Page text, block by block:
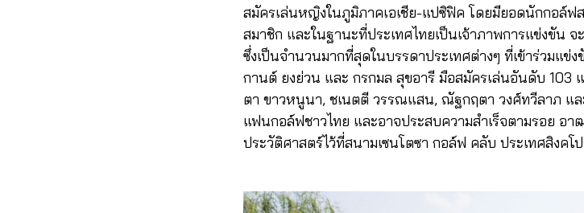
สมัครเล่นหญิงในภูมิภาคเอเชีย-แปซิฟิค โดยมียอดนักกอล์
สมาชิก และในฐานะที่ประเทศไทยเป็นเจ้าภาพการแข่งขัน
ซึ่งเป็นจำนวนมากที่สุดในบรรดาประเทศต่างๆ ที่เข้าร่วมแ
กานต์ ยงย่วน และ กรกมล สุขอารี มือสมัครเล่นอันดับ 103
ตา ขาวหนูนา, ชเนตตี วรรณแสน, ณัฐกฤตา วงศ์ทวีลาภ แ
แฟนกอล์ฟชาวไทย และอาจประสบความสำเร็จตามรอย อ
ประวัติศาสตร์ไว้ที่สนามเซนโตซา กอล์ฟ คลับ ประเทศสิงคโ